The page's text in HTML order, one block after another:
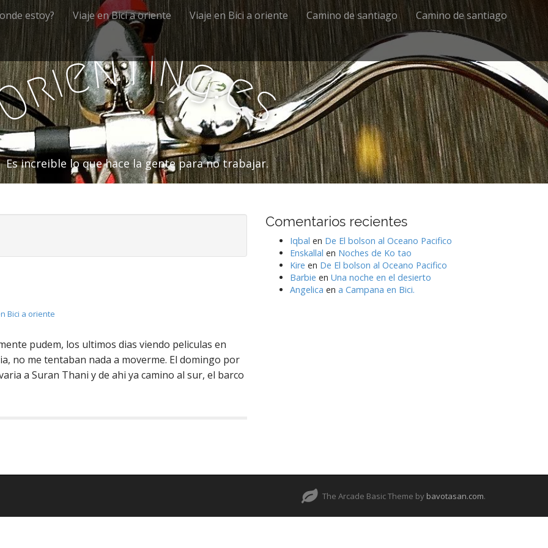
estoy? Viaje en Bici a oriente Viaje en Bici a oriente Camino de santiago Camino de santiago
r
ienting.
es
Es increible lo que hace la gente para no trabajar.
Bici a oriente
pudem, los ultimos dias viendo peliculas en
no me tentaban nada a moverme. El domingo por
a Suran Thani y de ahi ya camino al sur, el barco
Comentarios recientes
Iqbal en De El bolson al Oceano Pacifico
Enskallal en Noches de Ko tao
Kire en De El bolson al Oceano Pacifico
Barbie en Una noche en el desierto
Angelica en a Campana en Bici.
The Arcade Basic Theme by bavotasan.com.